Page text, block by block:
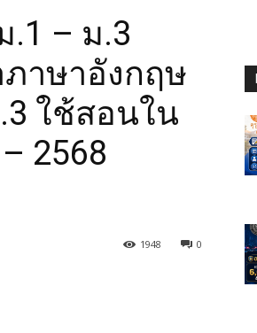
– ม.3
าษาอังกฤษ
ใช้สอนใน
2568
0
1948